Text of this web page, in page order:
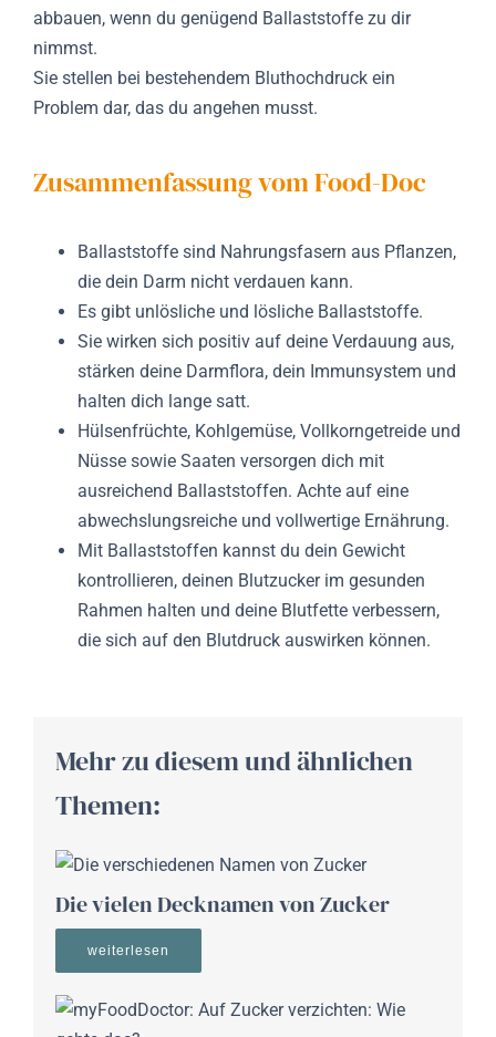
abbauen, wenn du genügend Ballaststoffe zu dir
nimmst.
Sie stellen bei bestehendem Bluthochdruck ein
Problem dar, das du angehen musst.
Zusammenfassung vom Food-Doc
Ballaststoffe sind Nahrungsfasern aus Pflanzen,
die dein Darm nicht verdauen kann.
Es gibt unlösliche und lösliche Ballaststoffe.
Sie wirken sich positiv auf deine Verdauung aus,
stärken deine Darmflora, dein Immunsystem und
halten dich lange satt.
Hülsenfrüchte, Kohlgemüse, Vollkorngetreide und
Nüsse sowie Saaten versorgen dich mit
ausreichend Ballaststoffen. Achte auf eine
abwechslungsreiche und vollwertige Ernährung.
Mit Ballaststoffen kannst du dein Gewicht
kontrollieren, deinen Blutzucker im gesunden
Rahmen halten und deine Blutfette verbessern,
die sich auf den Blutdruck auswirken können.
Mehr zu diesem und ähnlichen
Themen:
Die vielen Decknamen von Zucker
weiterlesen